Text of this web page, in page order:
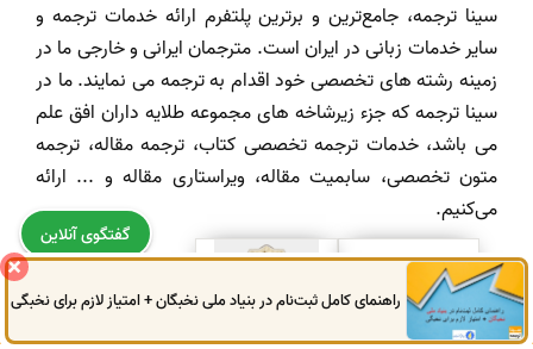
سینا ترجمه، جامع‌ترین و برترین پلتفرم ارائه خدمات ترجمه و
سایر خدمات زبانی در ایران است. مترجمان ایرانی و خارجی ما در
زمینه رشته های تخصصی خود اقدام به ترجمه می نمایند. ما در
سینا ترجمه که جزء زیرشاخه های مجموعه طلایه داران افق علم
می باشد، خدمات ترجمه تخصصی کتاب، ترجمه مقاله، ترجمه
متون تخصصی، سابمیت مقاله، ویراستاری مقاله و ... ارائه
می‌کنیم.
04133250787
09149724522
راهنمای کامل ثبت‌نام در بنیاد ملی نخبگان + امتیاز لازم برای نخبگی
گفتگوی آنلاین